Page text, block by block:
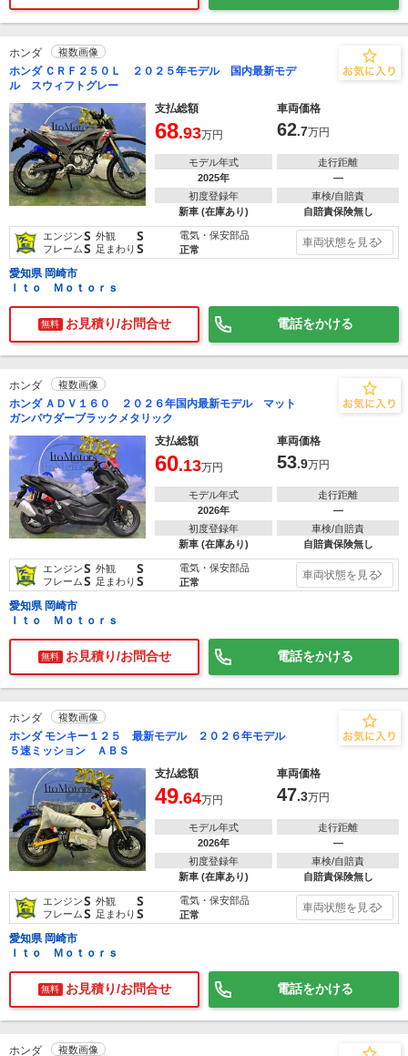
ホンダ 複数画像
ホンダ ＣＲＦ２５０Ｌ ２０２５年モデル 国内最新モデ
ル スウィフトグレー
支払総額
車両価格
68.93万円 62.7万円
モデル年式
2025年
走行距離
―
初度登録年
新車 (在庫あり)
車検/自賠責
自賠責保険無し
エンジンS 外観 S
フレームS 足まわり S
電気・保安部品
正常
車両状態を見る
愛知県 岡崎市
Ｉｔｏ Ｍｏｔｏｒｓ
無料 お見積り/お問合せ 電話をかける
ホンダ 複数画像
ホンダ ＡＤＶ１６０ ２０２６年国内最新モデル マット
ガンパウダーブラックメタリック
支払総額
車両価格
60.13万円 53.9万円
モデル年式
2026年
走行距離
―
初度登録年
新車 (在庫あり)
車検/自賠責
自賠責保険無し
エンジンS 外観 S
フレームS 足まわり S
電気・保安部品
正常
車両状態を見る
愛知県 岡崎市
Ｉｔｏ Ｍｏｔｏｒｓ
無料 お見積り/お問合せ 電話をかける
ホンダ 複数画像
ホンダ モンキー１２５ 最新モデル ２０２６年モデル
５速ミッション ＡＢＳ
支払総額
車両価格
49.64万円 47.3万円
モデル年式
2026年
走行距離
―
初度登録年
新車 (在庫あり)
車検/自賠責
自賠責保険無し
エンジンS 外観 S
フレームS 足まわり S
電気・保安部品
正常
車両状態を見る
愛知県 岡崎市
Ｉｔｏ Ｍｏｔｏｒｓ
無料 お見積り/お問合せ 電話をかける
ホンダ 複数画像